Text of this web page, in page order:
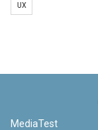
UX
MediaTest